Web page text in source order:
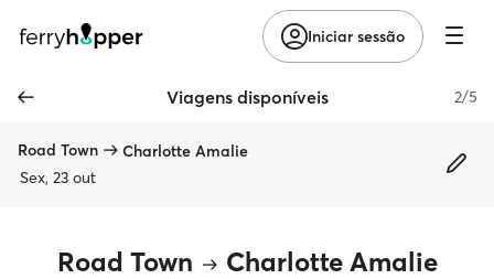
Iniciar sessão
Viagens disponíveis 2/5
Road Town
Charlotte Amalie
Sex, 23 out
Road Town Charlotte Amalie